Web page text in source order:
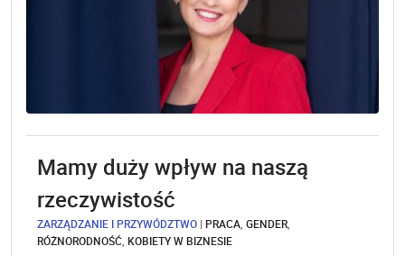
Mamy duży wpływ na naszą
rzeczywistość
ZARZĄDZANIE I PRZYWÓDZTWO | PRACA GENDER
RÓŻNORODNOŚĆ KOBIETY W BIZNESIE